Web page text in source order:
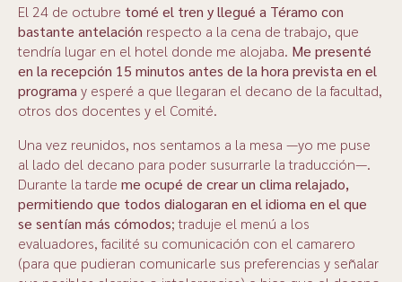
El 24 de octubre tomé el tren y llegué a Téramo con
bastante antelación respecto a la cena de trabajo, que
tendría lugar en el hotel donde me alojaba. Me presenté
en la recepción 15 minutos antes de la hora prevista en el
programa y esperé a que llegaran el decano de la facultad,
otros dos docentes y el Comité.
Una vez reunidos, nos sentamos a la mesa —yo me puse
al lado del decano para poder susurrarle la traducción—.
Durante la tarde me ocupé de crear un clima relajado,
permitiendo que todos dialogaran en el idioma en el que
se sentían más cómodos; traduje el menú a los
evaluadores, facilité su comunicación con el camarero
(para que pudieran comunicarle sus preferencias y señalar